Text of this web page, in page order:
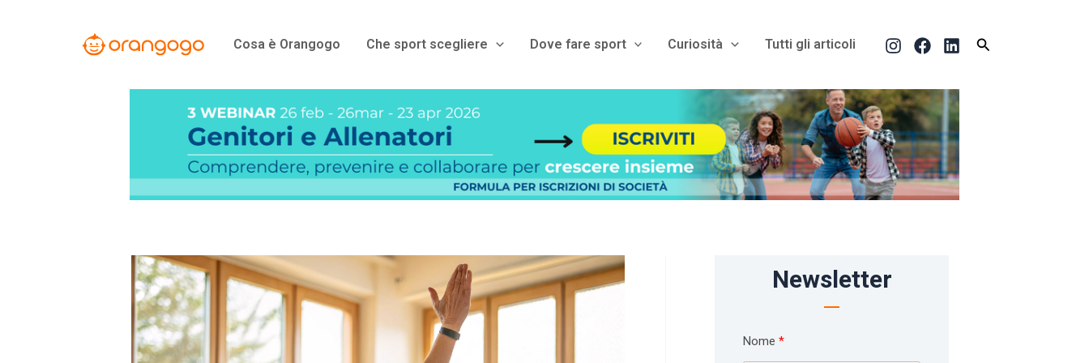
Cosa è Orangogo Che sport scegliere Dove fare sport Curiosità Tutti gli articoli Cerca
Newsletter
Nome